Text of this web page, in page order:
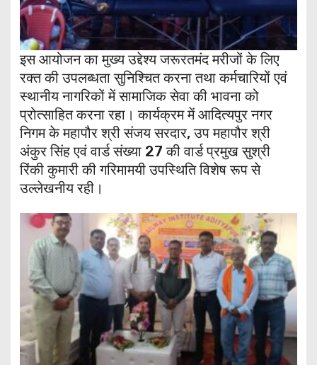
इस आयोजन का मुख्य उद्देश्य जरूरतमंद मरीजों के लिए
रक्त की उपलब्धता सुनिश्चित करना तथा कर्मचारियों एवं
स्थानीय नागरिकों में सामाजिक सेवा की भावना को
प्रोत्साहित करना रहा। कार्यक्रम में आदित्यपुर नगर
निगम के महापौर श्री संजय सरदार, उप महापौर श्री
अंकुर सिंह एवं वार्ड संख्या 27 की वार्ड प्रमुख सुश्री
रिंकी कुमारी की गरिमामयी उपस्थिति विशेष रूप से
उल्लेखनीय रही।